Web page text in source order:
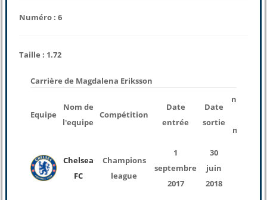
Numéro : 6
Taille : 1.72
Carrière de Magdalena Eriksson
Equipe
Nom de
l'equipe
Compétition
Date
entrée
Date
sortie
nombre
matchs
Chelsea
FC
Champions
league
1
septembre
2017
30
juin
2018